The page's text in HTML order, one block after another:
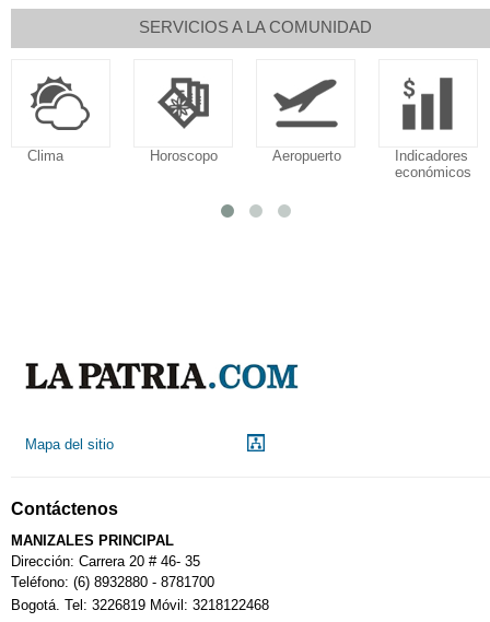
SERVICIOS A LA COMUNIDAD
Horoscopo Aeropuerto
Indicadores
Droguerías
Mapa del sitio
Contáctenos
MANIZALES PRINCIPAL
Dirección: Carrera 20 # 46- 35
Teléfono: (6) 8932880 - 8781700
Bogotá. Tel: 3226819 Móvil: 3218122468